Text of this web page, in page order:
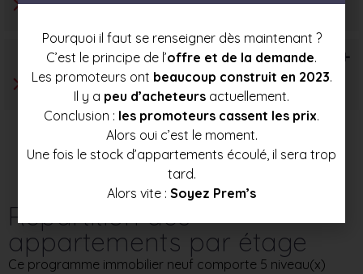
T6+
Répartition des
appartements par étage
Ce programme immobilier neuf comporte 5 niveau(x)
Pourquoi il faut se renseigner dès maintenant ?
C’est le principe de l’offre et de la demande.
Les promoteurs ont beaucoup construit en 2023.
Il y a peu d’acheteurs actuellement.
Conclusion : les promoteurs cassent les prix.
Alors oui c’est le moment.
Une fois le stock d’appartements écoulé, il sera trop
tard.
Alors vite : Soyez Prem’s